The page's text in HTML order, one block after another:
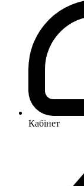
Кабінет